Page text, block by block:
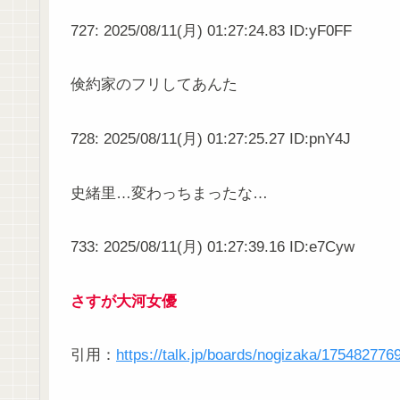
727: 2025/08/11(月) 01:27:24.83 ID:yF0FF
倹約家のフリしてあんた
728: 2025/08/11(月) 01:27:25.27 ID:pnY4J
史緒里…変わっちまったな…
733: 2025/08/11(月) 01:27:39.16 ID:e7Cyw
さすが大河女優
引用： https://talk.jp/boards/nogizaka/